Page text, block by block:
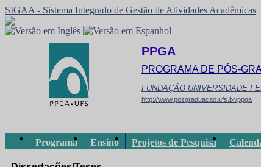
SIGAA - Sistema Integrado de Gestão de Atividades Acadêmicas
PPGA
PROGRAMA DE PÓS-
FUNDAÇÃO UNIVERSIDADE
http://www.posgraduacao.ufs.br/ppga
Programa Ensino Projetos de Pesquisa